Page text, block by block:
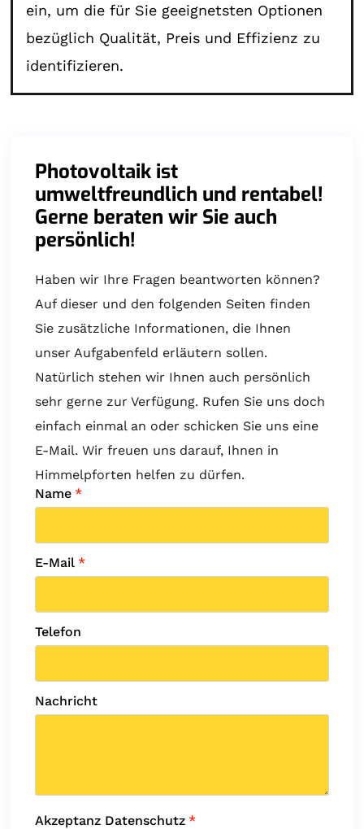
ein, um die für Sie geeignetsten Optionen
bezüglich Qualität, Preis und Effizienz zu
identifizieren.
Photovoltaik ist
umweltfreundlich und rentabel!
Gerne beraten wir Sie auch
persönlich!
Haben wir Ihre Fragen beantworten können?
Auf dieser und den folgenden Seiten finden
Sie zusätzliche Informationen, die Ihnen
unser Aufgabenfeld erläutern sollen.
Natürlich stehen wir Ihnen auch persönlich
sehr gerne zur Verfügung. Rufen Sie uns doch
einfach einmal an oder schicken Sie uns eine
E-Mail. Wir freuen uns darauf, Ihnen in
Himmelpforten helfen zu dürfen.
Name *
E-Mail *
Telefon
Nachricht
Akzeptanz Datenschutz *